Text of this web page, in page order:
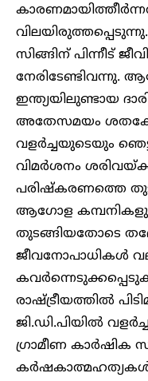
സിങ്ങിന് പിന്നീട്
ഇന്ത്യയിലുണ്ടായ
അതേസമയം
വളര്‍ച്ചയുടെയും
വിമർശനം
പരിഷ്കരണത്തെ
ആഗോള കമ്പനികളും
തുടങ്ങിയതോടെ
ജീവനോപാധികൾ
രാഷ്ട്രീയത്തിൽ
ജി.ഡി.പിയിൽ
ഗ്രാമീണ